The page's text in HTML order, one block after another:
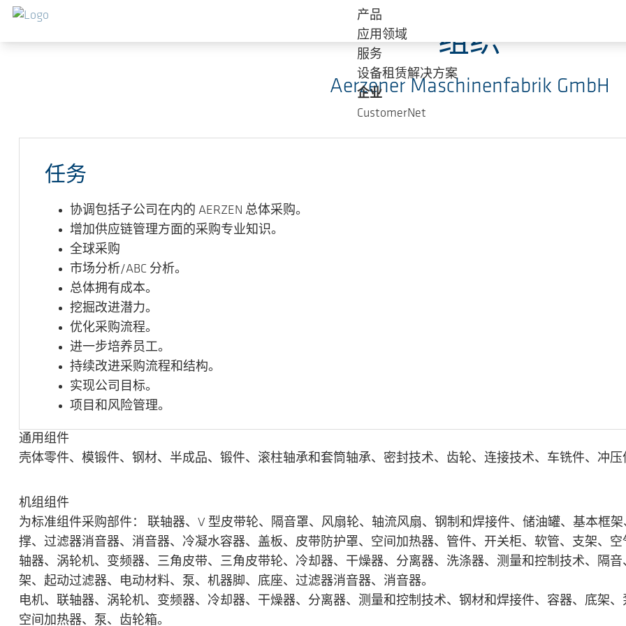
跳转到主要内容
产品
应用领域
服务
设备租赁解决方案
企业
CustomerNet
组织
Aerzener Maschinenfabrik GmbH
任务
协调包括子公司在内的 AERZEN 总体采购。
增加供应链管理方面的采购专业知识。
全球采购
市场分析/ABC 分析。
总体拥有成本。
挖掘改进潜力。
优化采购流程。
进一步培养员工。
持续改进采购流程和结构。
实现公司目标。
项目和风险管理。
通用组件
壳体零件、模锻件、钢材、半成品、锻件、滚柱轴承和套筒轴承、密封技术、齿轮、连接技术、车铣件、冲压
机组组件
为标准组件采购部件： 联轴器、V 型皮带轮、隔音罩、风扇轮、轴流风扇、钢制和焊接件、储油罐、基本框
撑、过滤器消音器、消音器、冷凝水容器、盖板、皮带防护罩、空间加热器、管件、开关柜、软管、支架、
轴器、涡轮机、变频器、三角皮带、三角皮带轮、冷却器、干燥器、分离器、洗涤器、测量和控制技术、隔
架、起动过滤器、电动材料、泵、机器脚、底座、过滤器消音器、消音器。
电机、联轴器、涡轮机、变频器、冷却器、干燥器、分离器、测量和控制技术、钢材和焊接件、容器、底架
空间加热器、泵、齿轮箱。